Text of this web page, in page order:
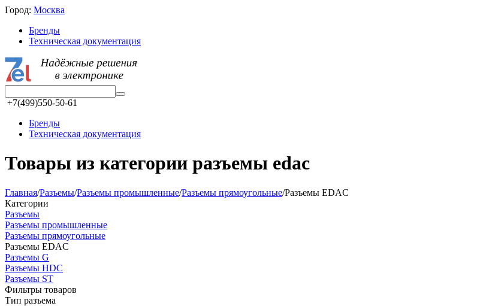
Город: Москва
Бренды
Техническая документация
+7(499)550-50-61
Бренды
Техническая документация
Товары из категории разъeмы edac
Главная/Разъeмы/Разъeмы промышленные/Разъeмы прямоугольные/Разъeмы EDAC
Категории
Разъeмы
Разъeмы промышленные
Разъeмы прямоугольные
Разъeмы EDAC
Разъeмы G
Разъeмы HDC
Разъeмы ST
Фильтры товаров
Тип разъема